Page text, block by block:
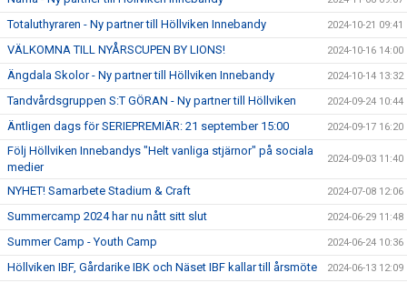
Totaluthyraren - Ny partner till Höllviken Innebandy 2024-10-21 09:41
VÄLKOMNA TILL NYÅRSCUPEN BY LIONS! 2024-10-16 14:00
Ängdala Skolor - Ny partner till Höllviken Innebandy 2024-10-14 13:32
Tandvårdsgruppen S:T GÖRAN - Ny partner till Höllviken 2024-09-24 10:44
Äntligen dags för SERIEPREMIÄR: 21 september 15:00 2024-09-17 16:20
Följ Höllviken Innebandys "Helt vanliga stjärnor" på sociala
medier
2024-09-03 11:40
NYHET! Samarbete Stadium & Craft 2024-07-08 12:06
Summercamp 2024 har nu nått sitt slut 2024-06-29 11:48
Summer Camp - Youth Camp 2024-06-24 10:36
Höllviken IBF, Gårdarike IBK och Näset IBF kallar till årsmöte 2024-06-13 12:09